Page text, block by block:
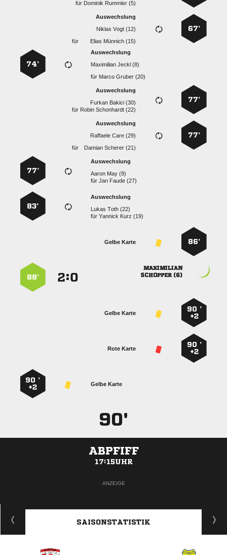
für   
67’
Auswechslung
  
für
  
Auswechslung
  
für   
74’
77’
Auswechslung
  
für   
77’
Auswechslung
  
für
  
Auswechslung
  
für  
77’
Auswechslung
  
für  
83’
86’
Gelbe Karte

 
:
88’
90 ’
+2
Gelbe Karte
90 ’
+2
Rote Karte
Gelbe Karte
90 ’
+2
90'
ABPFIFF
17:15UHR
ANZEIGE
SAISONSTATISTIK